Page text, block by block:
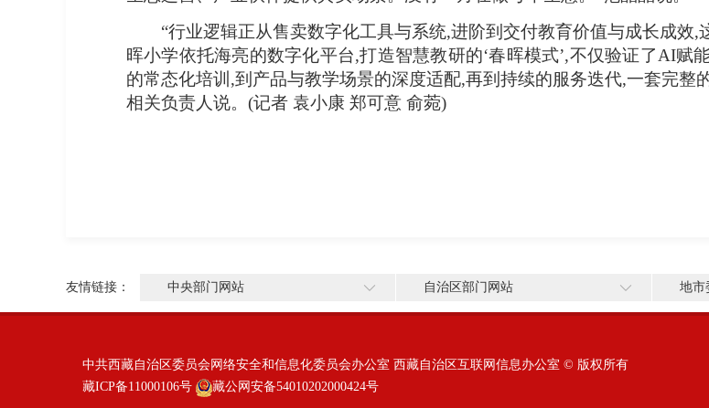
“行业逻辑正从售卖数字化工具与系统,进阶到交付教育价值与成长成效
晖小学依托海亮的数字化平台,打造智慧教研的‘春晖模式’,不仅验证了AI
的常态化培训,到产品与教学场景的深度适配,再到持续的服务迭代,一套完整
相关负责人说。(记者 袁小康 郑可意 俞菀)
友情链接： 中央部门网站 自治区部门网站 地市
中共西藏自治区委员会网络安全和信息化委员会办公室 西藏自治区互联网信息办公室 © 版权所有
藏ICP备11000106号
藏公网安备54010202000424号